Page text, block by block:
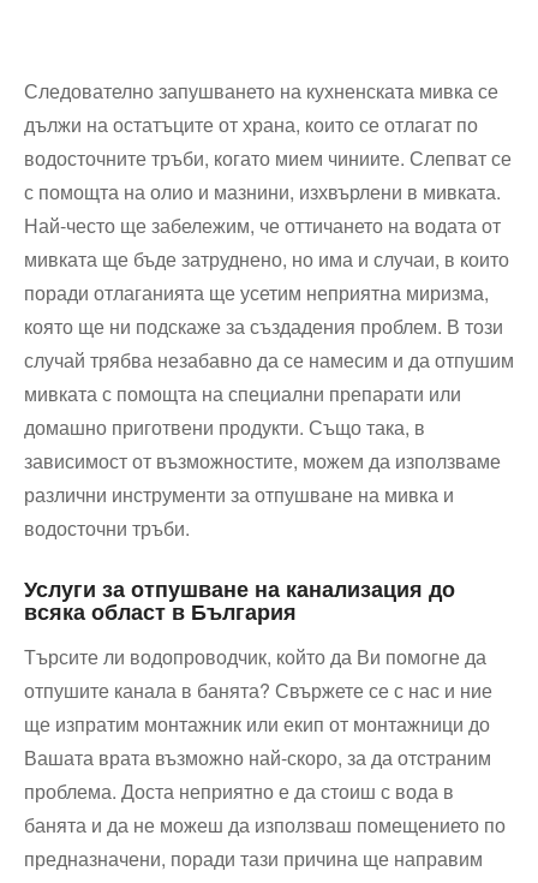
Следователно запушването на кухненската мивка се
дължи на остатъците от храна, които се отлагат по
водосточните тръби, когато мием чиниите. Слепват се
с помощта на олио и мазнини, изхвърлени в мивката.
Най-често ще забележим, че оттичането на водата от
мивката ще бъде затруднено, но има и случаи, в които
поради отлаганията ще усетим неприятна миризма,
която ще ни подскаже за създадения проблем. В този
случай трябва незабавно да се намесим и да отпушим
мивката с помощта на специални препарати или
домашно приготвени продукти. Също така, в
зависимост от възможностите, можем да използваме
различни инструменти за отпушване на мивка и
водосточни тръби.
Услуги за отпушване на канализация до
всяка област в България
Търсите ли водопроводчик, който да Ви помогне да
отпушите канала в банята? Свържете се с нас и ние
ще изпратим монтажник или екип от монтажници до
Вашата врата възможно най-скоро, за да отстраним
проблема. Доста неприятно е да стоиш с вода в
банята и да не можеш да използваш помещението по
предназначени, поради тази причина ще направим